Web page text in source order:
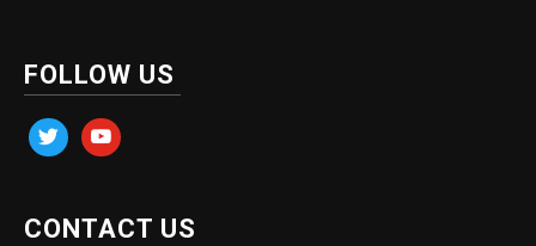
FOLLOW US
twitter youtube
CONTACT US